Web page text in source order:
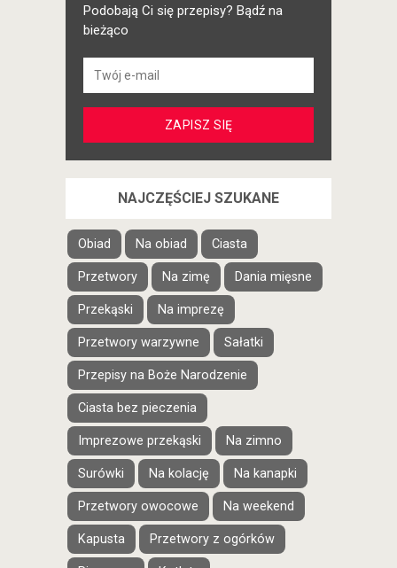
Podobają Ci się przepisy? Bądź na
bieżąco
NAJCZĘŚCIEJ SZUKANE
Obiad Na obiad Ciasta
Przetwory Na zimę Dania mięsne
Przekąski Na imprezę
Przetwory warzywne Sałatki
Przepisy na Boże Narodzenie
Ciasta bez pieczenia
Imprezowe przekąski Na zimno
Surówki Na kolację Na kanapki
Przetwory owocowe Na weekend
Kapusta Przetwory z ogórków